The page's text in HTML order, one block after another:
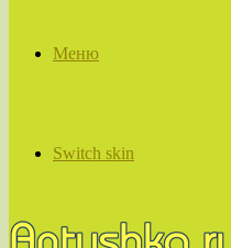
Меню
Switch skin